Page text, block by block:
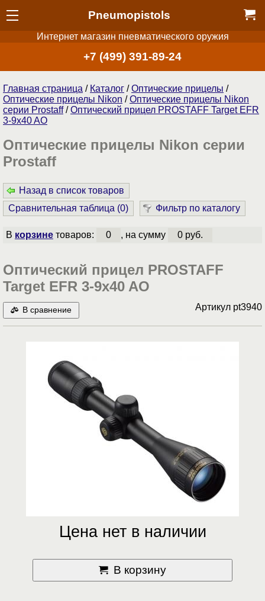
Pneumopistols
Интернет магазин пневматического оружия
+7 (499) 391-89-24
Главная страница / Каталог /Оптические прицелы /
Оптические прицелы Nikon /Оптические прицелы Nikon
серии Prostaff/Оптический прицел PROSTAFF Target EFR
3-9x40 AO
Оптические прицелы Nikon серии
Prostaff
Назад в список товаров
Сравнительная таблица (0) Фильтр по каталогу
В корзинетоваров: 0 , на сумму 0 руб.
Оптический прицел PROSTAFF
Target EFR 3-9x40 AO
В сравнение Артикул pt3940
Цена нет в наличии
В корзину